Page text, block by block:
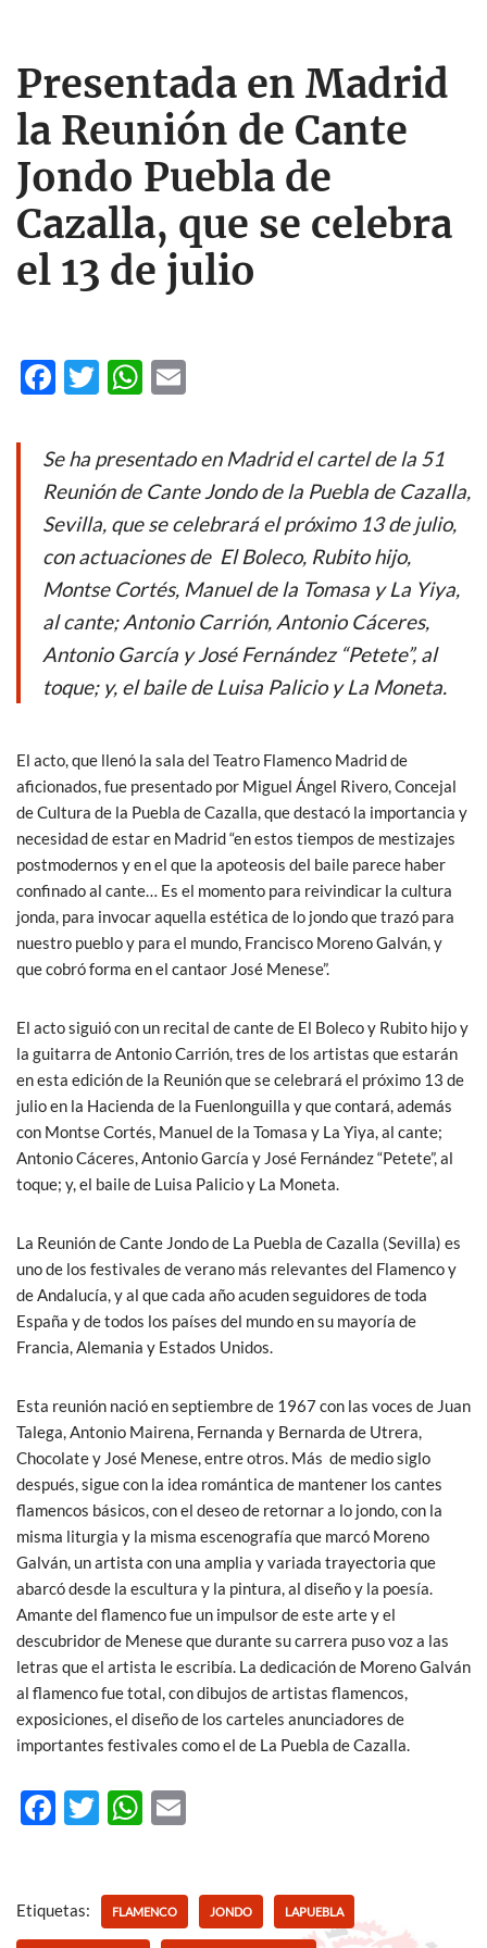
Presentada en Madrid
la Reunión de Cante
Jondo Puebla de
Cazalla, que se celebra
el 13 de julio
F
e
b
o
o
k
T
itt
er
W
at
s
A
p
p
ail
Se ha presentado en Madrid el cartel de la 51
Reunión de Cante Jondo de la Puebla de Cazalla,
Sevilla, que se celebrará el próximo 13 de julio,
con actuaciones de El Boleco, Rubito hijo,
Montse Cortés, Manuel de la Tomasa y La Yiya,
al cante; Antonio Carrión, Antonio Cáceres,
Antonio García y José Fernández “Petete”, al
toque; y, el baile de Luisa Palicio y La Moneta.
El acto, que llenó la sala del Teatro Flamenco Madrid de
aficionados, fue presentado por Miguel Ángel Rivero, Concejal
de Cultura de la Puebla de Cazalla, que destacó la importancia y
necesidad de estar en Madrid “en estos tiempos de mestizajes
postmodernos y en el que la apoteosis del baile parece haber
confinado al cante… Es el momento para reivindicar la cultura
jonda, para invocar aquella estética de lo jondo que trazó para
nuestro pueblo y para el mundo, Francisco Moreno Galván, y
que cobró forma en el cantaor José Menese”.
El acto siguió con un recital de cante de El Boleco y Rubito hijo y
la guitarra de Antonio Carrión, tres de los artistas que estarán
en esta edición de la Reunión que se celebrará el próximo 13 de
julio en la Hacienda de la Fuenlonguilla y que contará, además
con Montse Cortés, Manuel de la Tomasa y La Yiya, al cante;
Antonio Cáceres, Antonio García y José Fernández “Petete”, al
toque; y, el baile de Luisa Palicio y La Moneta.
La Reunión de Cante Jondo de La Puebla de Cazalla (Sevilla) es
uno de los festivales de verano más relevantes del Flamenco y
de Andalucía, y al que cada año acuden seguidores de toda
España y de todos los países del mundo en su mayoría de
Francia, Alemania y Estados Unidos.
Esta reunión nació en septiembre de 1967 con las voces de Juan
Talega, Antonio Mairena, Fernanda y Bernarda de Utrera,
Chocolate y José Menese, entre otros. Más de medio siglo
después, sigue con la idea romántica de mantener los cantes
flamencos básicos, con el deseo de retornar a lo jondo, con la
misma liturgia y la misma escenografía que marcó Moreno
Galván, un artista con una amplia y variada trayectoria que
abarcó desde la escultura y la pintura, al diseño y la poesía.
Amante del flamenco fue un impulsor de este arte y el
descubridor de Menese que durante su carrera puso voz a las
letras que el artista le escribía. La dedicación de Moreno Galván
al flamenco fue total, con dibujos de artistas flamencos,
exposiciones, el diseño de los carteles anunciadores de
importantes festivales como el de La Puebla de Cazalla.
F
b
T
er
W
s
Etiquetas: FLAMENCO JONDO LAPUEBLA